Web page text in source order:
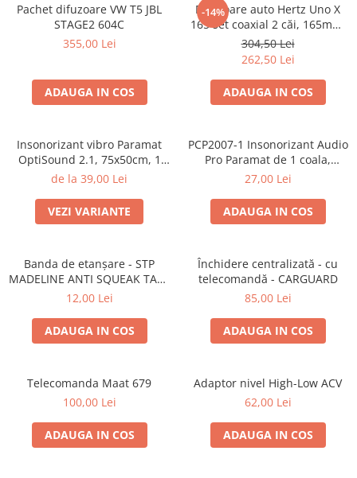
Pachet difuzoare VW T5 JBL
STAGE2 604C
355,00 Lei
ADAUGA IN COS
-14%
Difuzoare auto Hertz Uno X
165 set coaxial 2 căi, 165mm,
55W RMS, 4Ω, set 2 difuzoare
304,50 Lei
262,50 Lei
ADAUGA IN COS
Insonorizant vibro Paramat
OptiSound 2.1, 75x50cm, 1
coala
de la 39,00 Lei
VEZI VARIANTE
PCP2007-1 Insonorizant Audio
Pro Paramat de 1 coala,
spuma de 6mm grosime,
27,00 Lei
ADAUGA IN COS
Banda de etanșare - STP
MADELINE ANTI SQUEAK TAPE
- 15 x 2000mm
12,00 Lei
ADAUGA IN COS
Închidere centralizată - cu
telecomandă - CARGUARD
85,00 Lei
ADAUGA IN COS
Telecomanda Maat 679
100,00 Lei
ADAUGA IN COS
Adaptor nivel High-Low ACV
62,00 Lei
ADAUGA IN COS